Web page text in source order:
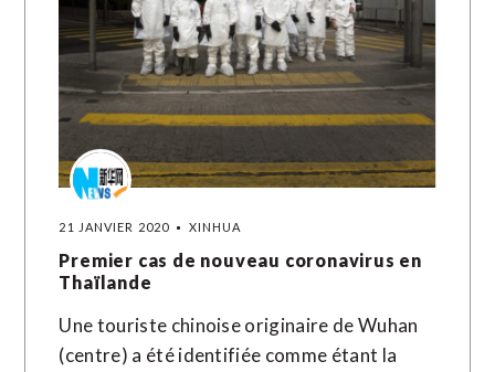
21 JANVIER 2020 XINHUA
Premier cas de nouveau coronavirus en
Thaïlande
Une touriste chinoise originaire de Wuhan
(centre) a été identifiée comme étant la